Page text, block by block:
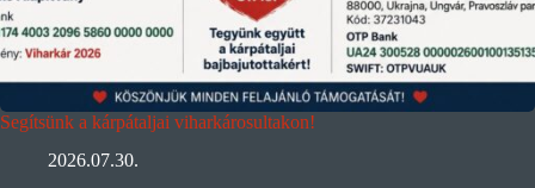
Segítsünk a kárpátaljai viharkárosultakon!
2026.07.30.